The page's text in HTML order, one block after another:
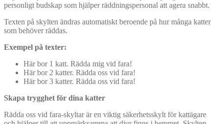
personligt budskap som hjälper räddningspersonal att agera snabbt.
Texten på skylten ändras automatiskt beroende på hur många katter
som behöver räddas.
Exempel på texter:
Här bor 1 katt. Rädda mig vid fara!
Här bor 2 katter. Rädda oss vid fara!
Här bor 3 katter. Rädda oss vid fara!
Skapa trygghet för dina katter
Rädda oss vid fara-skyltar är en viktig säkerhetsskylt för kattägare